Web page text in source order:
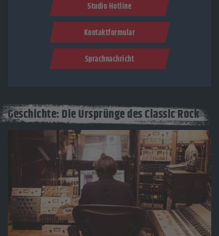
Studio Hotline
Kontaktformular
Sprachnachricht
Geschichte: Die Ursprünge des Classic Rock